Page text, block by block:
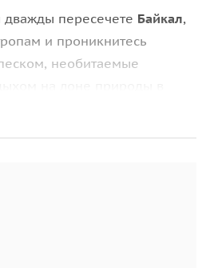
дважды пересечете Байкал,
и проникнитесь
необитаемые